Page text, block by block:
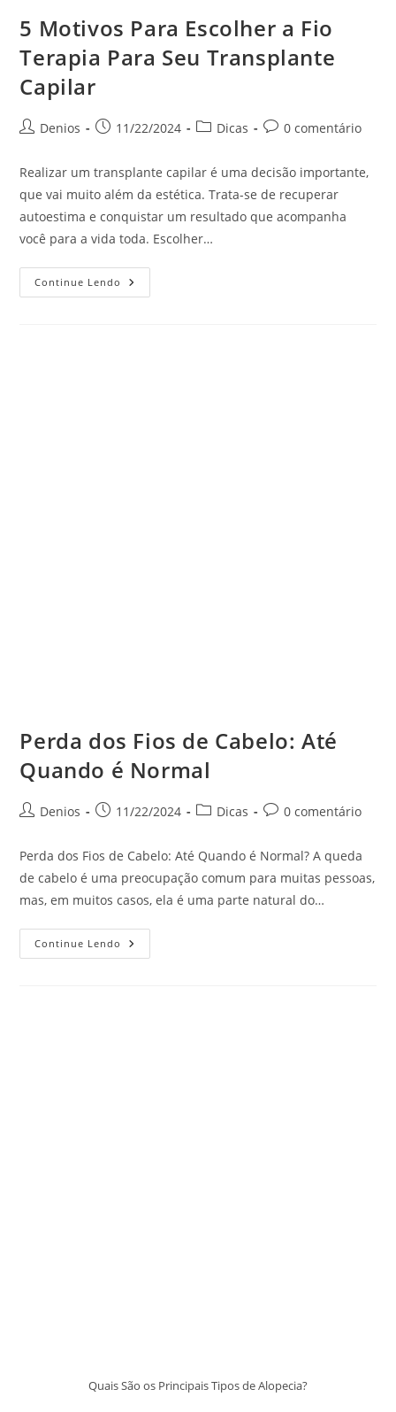
5 Motivos Para Escolher a Fio
Terapia Para Seu Transplante
Capilar
Denios 11/22/2024 Dicas 0 comentário
Realizar um transplante capilar é uma decisão importante,
que vai muito além da estética. Trata-se de recuperar
autoestima e conquistar um resultado que acompanha
você para a vida toda. Escolher…
Continue Lendo
Perda dos Fios de Cabelo: Até
Quando é Normal
Denios 11/22/2024 Dicas 0 comentário
Perda dos Fios de Cabelo: Até Quando é Normal? A queda
de cabelo é uma preocupação comum para muitas pessoas,
mas, em muitos casos, ela é uma parte natural do…
Continue Lendo
Quais São os Principais Tipos de Alopecia?